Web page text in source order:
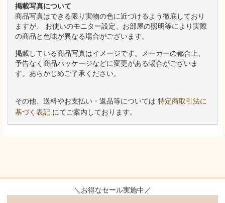
掲載写真について
商品写真はできる限り実物の色に近づけるよう徹底しており
ますが、 お使いのモニター設定、お部屋の照明等により実際
の商品と色味が異なる場合がございます。
掲載している商品写真はイメージです。メーカーの都合上、
予告なく商品パッケージなどに変更がある場合がございま
す。あらかじめご了承ください。
その他、送料やお支払い・返品等については 特定商取引法に
基づく表記 にてご案内しております。
＼お得なセール実施中／